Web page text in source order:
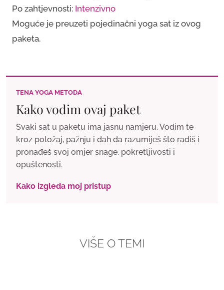
Po zahtjevnosti: Intenzivno
Moguće je preuzeti pojedinačni yoga sat iz ovog
paketa.
TENA YOGA METODA
Kako vodim ovaj paket
Svaki sat u paketu ima jasnu namjeru. Vodim te
kroz položaj, pažnju i dah da razumiješ što radiš i
pronađeš svoj omjer snage, pokretljivosti i
opuštenosti.
Kako izgleda moj pristup
VIŠE O TEMI